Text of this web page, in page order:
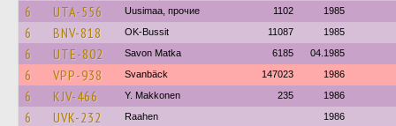
6 UTA-556 Uusimaa, прочие 1102 1985
6 BNV-818 OK-Bussit 11087 1985
6 UTE-802 Savon Matka 6185 04.1985
6 VPP-938 Svanbäck 147023 1986
6 KJV-466 Y. Makkonen 235 1986
6 UVK-232 Raahen 1986